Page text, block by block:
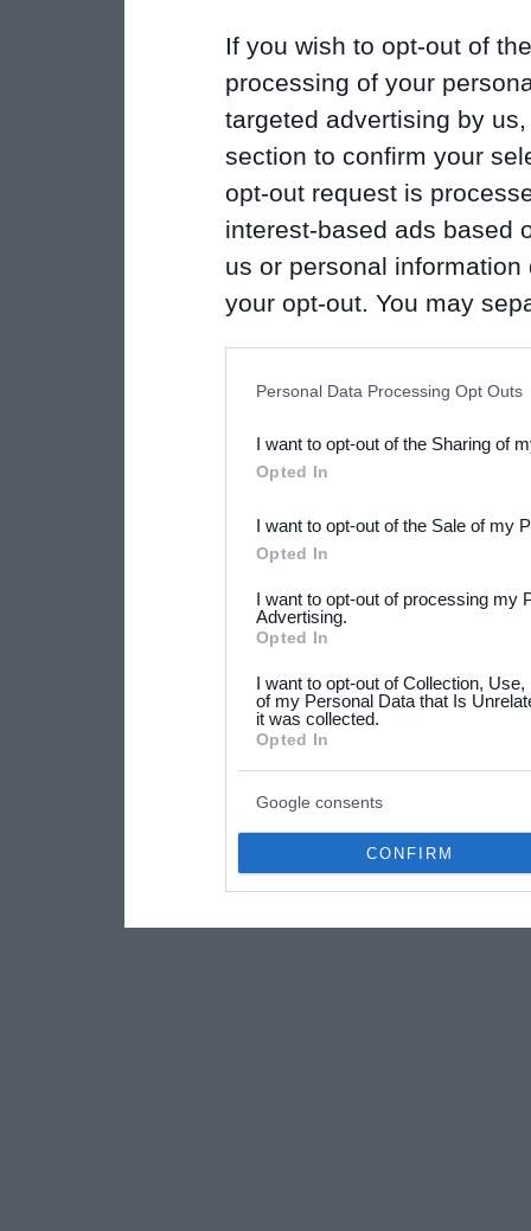
If you wish to opt-out of
processing of your
targeted advertising by
section to confirm your
opt-out request is
interest-based ads based
us or personal
your opt-out. You may
Downstream Participants
third parties.
Please note that this
not limited to your visit or
your data for below
consent section.
Personal Data Processing Opt Outs
I want to opt-out of the Sharing of
Opted In
I want to opt-out of the Sale of my
Opted In
I want to opt-out of processing my
Advertising.
Opted In
I want to opt-out of Collection,
of my Personal Data that Is
it was collected.
Opted In
Google consents
CONFIRM